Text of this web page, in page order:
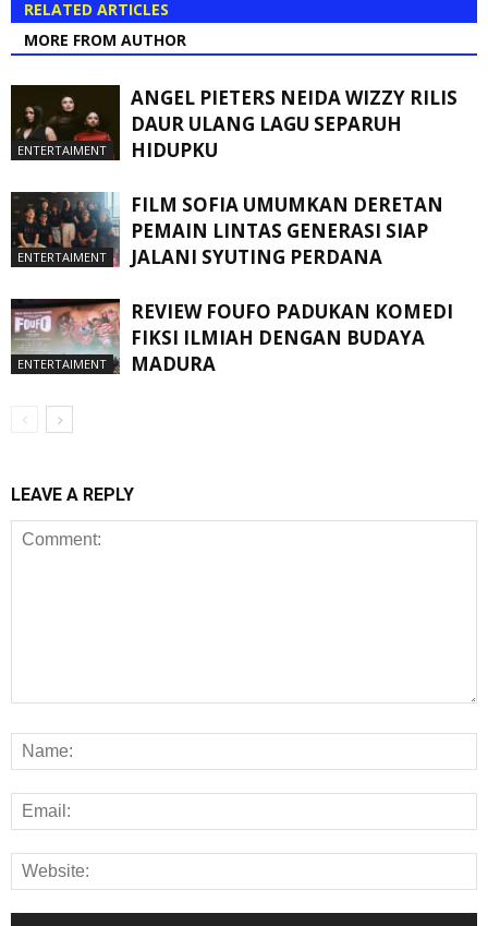
RELATED ARTICLES
MORE FROM AUTHOR
ENTERTAIMENT
ANGEL PIETERS NEIDA WIZZY RILIS
DAUR ULANG LAGU SEPARUH
HIDUPKU
ENTERTAIMENT
FILM SOFIA UMUMKAN DERETAN
PEMAIN LINTAS GENERASI SIAP
JALANI SYUTING PERDANA
ENTERTAIMENT
REVIEW FOUFO PADUKAN KOMEDI
FIKSI ILMIAH DENGAN BUDAYA
MADURA
LEAVE A REPLY